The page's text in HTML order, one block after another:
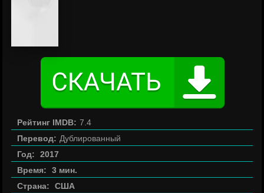
Рейтинг IMDB: 7.4
Перевод: Дублированный
Год:
2017
Время:
3 мин.
Страна:
США